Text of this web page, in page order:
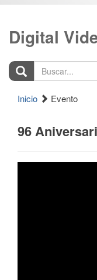
Digital
Buscar...
Inicio Evento
96